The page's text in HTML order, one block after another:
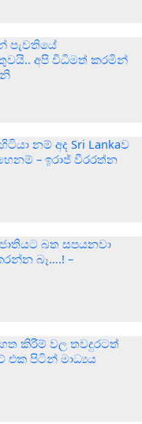
පැවතියේ
අපි විධිමත් කරමින්
නම් අද Sri Lankaව
– ඉරාජ් වීරරත්න
බත සපයනවා
බෑ….! –
කිරීම් වල තවදුරටත්
එක පිටින් මාධ්‍යය